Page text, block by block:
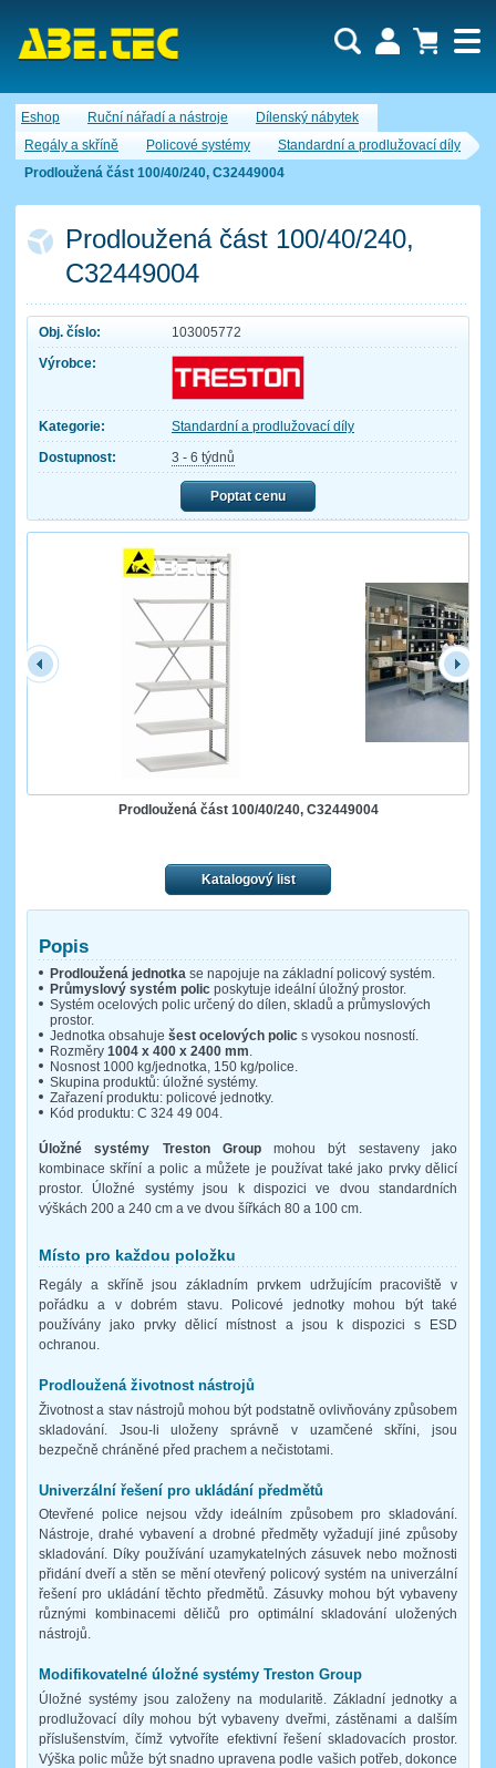
Eshop Ruční nářadí a nástroje
Dílenský nábytek
Regály a skříně
Policové systémy
Standardní a prodlužovací díly
Prodloužená část 100/40/240, C32449004
Prodloužená část 100/40/240,
C32449004
Obj. číslo:
103005772
Výrobce:
Kategorie:
Standardní a prodlužovací díly
Dostupnost:
3 - 6 týdnů
Poptat cenu
Prodloužená část 100/40/240, C32449004
Katalogový list
Popis
Prodloužená jednotka se napojuje na základní policový systém.
Průmyslový systém polic poskytuje ideální úložný prostor.
Systém ocelových polic určený do dílen, skladů a průmyslových
prostor.
Jednotka obsahuje šest ocelových polic s vysokou nosností.
Rozměry 1004 x 400 x 2400 mm.
Nosnost 1000 kg/jednotka, 150 kg/police.
Skupina produktů: úložné systémy.
Zařazení produktu: policové jednotky.
Kód produktu: C 324 49 004.
Úložné systémy Treston Groupmohou být sestaveny jako
kombinace skříní a polic a můžete je používat také jako prvky dělicí
prostor. Úložné systémy jsou k dispozici ve dvou standardních
výškách 200 a 240 cm a ve dvou šířkách 80 a 100 cm.
Místo pro každou položku
Regály a skříně jsou základním prvkem udržujícím pracoviště v
pořádku a v dobrém stavu. Policové jednotky mohou být také
používány jako prvky dělicí místnost a jsou k dispozici s ESD
ochranou.
Prodloužená životnost nástrojů
Životnost a stav nástrojů mohou být podstatně ovlivňovány způsobem
skladování. Jsou-li uloženy správně v uzamčené skříni, jsou
bezpečně chráněné před prachem a nečistotami.
Univerzální řešení pro ukládání předmětů
Otevřené police nejsou vždy ideálním způsobem pro skladování.
Nástroje, drahé vybavení a drobné předměty vyžadují jiné způsoby
skladování. Díky používání uzamykatelných zásuvek nebo možnosti
přidání dveří a stěn se mění otevřený policový systém na univerzální
řešení pro ukládání těchto předmětů. Zásuvky mohou být vybaveny
různými kombinacemi děličů pro optimální skladování uložených
nástrojů.
Modifikovatelné úložné systémy Treston Group
Úložné systémy jsou založeny na modularitě. Základní jednotky a
prodlužovací díly mohou být vybaveny dveřmi, zástěnami a dalším
příslušenstvím, čímž vytvoříte efektivní řešení skladovacích prostor.
Výška polic může být snadno upravena podle vašich potřeb, dokonce
Nákupní košík je momentálně prázdný.
Obsah košíku
Cena celkem:
0,00 CZK
Uživatel:
Heslo:
Zapomenuté heslo